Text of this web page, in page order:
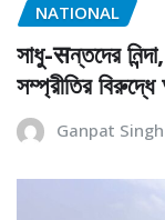
NATIONAL
সাধু-सন্তদের
সম্প্রীতির
Ganpat